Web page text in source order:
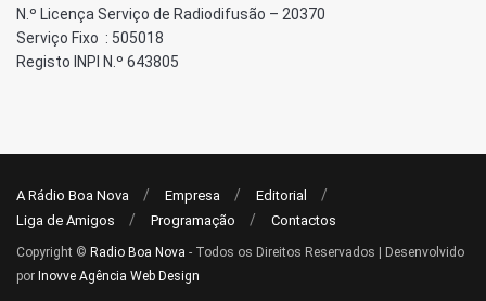
N.º Licença Serviço de Radiodifusão – 20370
Serviço Fixo : 505018
Registo INPI N.º 643805
A Rádio Boa Nova Empresa
Editorial
Liga de Amigos
Programação Contactos
Copyright © Radio Boa Nova - Todos os Direitos Reservados | Desenvolvido
por Inovve Agência Web Design